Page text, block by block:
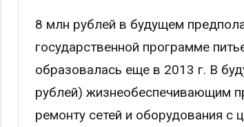
8 млн рублей в будущем
государственной программе
образовалась еще в 2013 г. В
рублей) жизнеобеспечивающим
ремонту сетей и оборудования с